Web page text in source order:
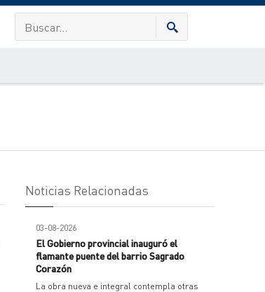
Noticias Relacionadas
03-08-2026
El Gobierno provincial inauguró el
flamante puente del barrio Sagrado
Corazón
La obra nueva e integral contempla otras